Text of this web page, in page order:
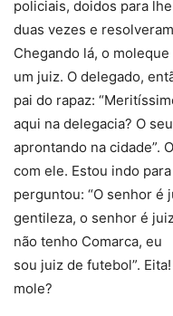
policiais, doidos para
duas vezes e
Chegando lá, o
um juiz. O delegado,
pai do rapaz:
aqui na delegacia? O
aprontando na cidade”.
com ele. Estou indo
perguntou: “O senhor é
gentileza, o senhor é
não tenho Comarca, eu
sou juiz de futebol”.
mole?